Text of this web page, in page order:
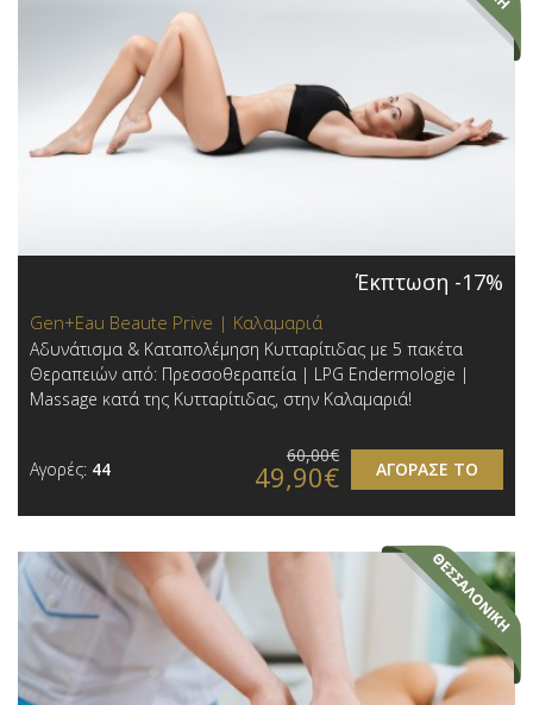
Έκπτωση -17%
Gen+Eau Beaute Prive | Καλαμαριά
Αδυνάτισμα & Καταπολέμηση Κυτταρίτιδας με 5 πακέτα
Θεραπειών από: Πρεσσοθεραπεία | LPG Endermologie |
Massage κατά της Κυτταρίτιδας, στην Καλαμαριά!
Αγορές: 44 ΑΓΟΡΑΣΕ ΤΟ
60,00€
49,90€